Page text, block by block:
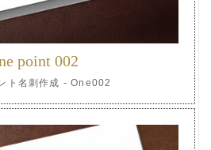
point 002
ト名刺作成 - One002